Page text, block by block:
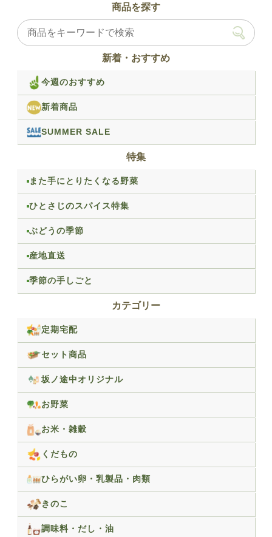
商品を探す
新着・おすすめ
今週のおすすめ
新着商品
SUMMER SALE
特集
また手にとりたくなる野菜
ひとさじのスパイス特集
ぶどうの季節
産地直送
季節の手しごと
カテゴリー
定期宅配
セット商品
坂ノ途中オリジナル
お野菜
お米・雑穀
くだもの
ひらがい卵・乳製品・肉類
きのこ
調味料・だし・油